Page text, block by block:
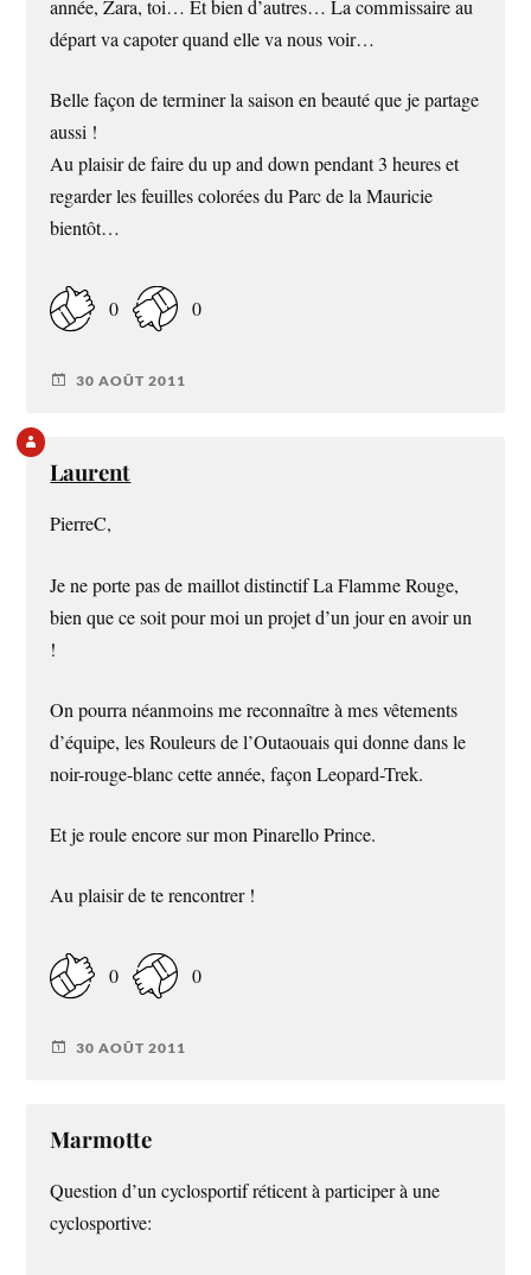
année, Zara, toi… Et bien d’autres… La commissaire au
départ va capoter quand elle va nous voir…
Belle façon de terminer la saison en beauté que je partage
aussi !
Au plaisir de faire du up and down pendant 3 heures et
regarder les feuilles colorées du Parc de la Mauricie
bientôt…
0 0
30 AOÛT 2011
Laurent
PierreC,
Je ne porte pas de maillot distinctif La Flamme Rouge,
bien que ce soit pour moi un projet d’un jour en avoir un
!
On pourra néanmoins me reconnaître à mes vêtements
d’équipe, les Rouleurs de l’Outaouais qui donne dans le
noir-rouge-blanc cette année, façon Leopard-Trek.
Et je roule encore sur mon Pinarello Prince.
Au plaisir de te rencontrer !
0 0
30 AOÛT 2011
Marmotte
Question d’un cyclosportif réticent à participer à une
cyclosportive: